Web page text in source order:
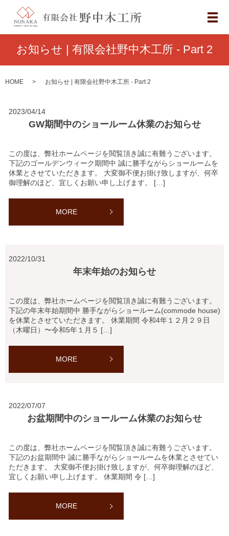
メ
お知らせ | 有限会社野中木工所 - Part 2
HOME お知らせ | 有限会社野中木工所 - Part 2
2023/04/14
GW期間中のショールーム休業のお知らせ
この度は、弊社ホームページを閲覧頂き誠に有難うございます。
下記のゴールデンウィーク期間中 誠に勝手ながらショールームを
休業とさせていただきます。 大変御不便お掛け致しますが、何卒
御理解のほど、宜しくお願い申し上げます。 […]
MORE
2022/10/31
年末年始のお知らせ
この度は、弊社ホームページを閲覧頂き誠に有難うございます。
下記の年末年始期間中 勝手ながらショールーム(commode house)
を休業とさせていただきます。 休業期間 令和4年１２月２９日
（木曜日）〜令和5年１月５ […]
MORE
2022/07/07
お盆期間中のショールーム休業のお知らせ
この度は、弊社ホームページを閲覧頂き誠に有難うございます。
下記のお盆期間中 誠に勝手ながらショールームを休業とさせてい
ただきます。 大変御不便お掛け致しますが、何卒御理解のほど、
宜しくお願い申し上げます。 休業期間 令 […]
MORE